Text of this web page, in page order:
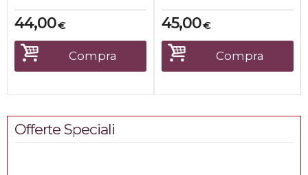
-Marchio Vando...
€
44,00
Compra
€
45,00
Compra
Offerte Speciali